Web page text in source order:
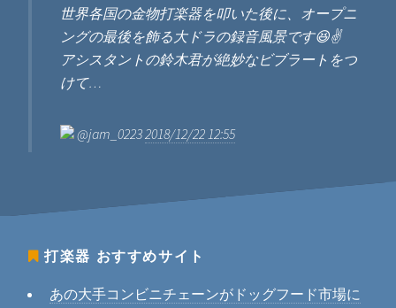
世界各国の金物打楽器を叩いた後に、オープニ
ングの最後を飾る大ドラの録音風景です😆✌️
アシスタントの鈴木君が絶妙なビブラートをつ
けて…
@jam_0223 2018/12/22 12:55
打楽器 おすすめサイト
あの大手コンビニチェーンがドッグフード市場に